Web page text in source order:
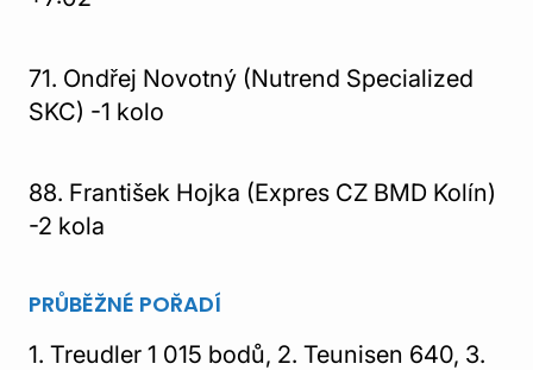
71. Ondřej Novotný (Nutrend Specialized
SKC) -1 kolo
88. František Hojka (Expres CZ BMD Kolín)
-2 kola
PRŮBĚŽNÉ POŘADÍ
1. Treudler 1 015 bodů, 2. Teunisen 640, 3.